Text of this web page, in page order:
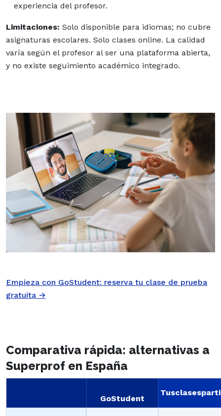
experiencia del profesor.
Limitaciones: Solo disponible para idiomas; no cubre
asignaturas escolares. Solo clases online. La calidad
varía según el profesor al ser una plataforma abierta,
y no existe seguimiento académico integrado.
Empieza con GoStudent: reserva tu clase de prueba
gratuita →
Comparativa rápida: alternativas a
Superprof en España
GoStudent